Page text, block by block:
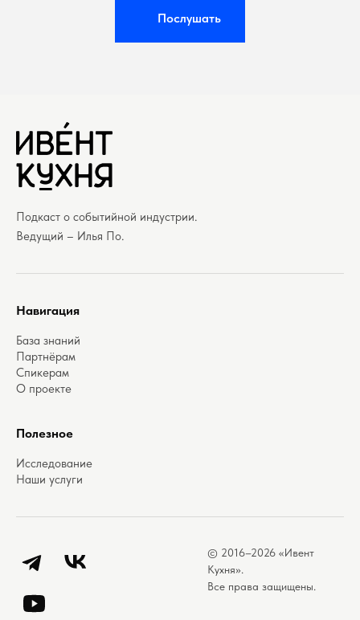
Послушать
Подкаст о событийной индустрии.
Ведущий – Илья По.
Навигация
База знаний
Партнёрам
Спикерам
О проекте
Полезное
Исследование
Наши услуги
TelegramВКонтакте
YouTube
© 2016–2026 «Ивент
Кухня».
Все права защищены.